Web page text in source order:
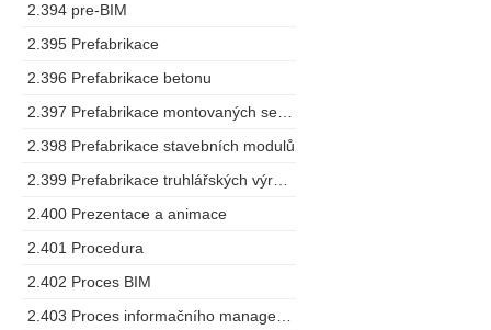
2.394 pre-BIM
2.395 Prefabrikace
2.396 Prefabrikace betonu
2.398 Prefabrikace stavebních modulů
2.400 Prezentace a animace
2.401 Procedura
2.402 Proces BIM